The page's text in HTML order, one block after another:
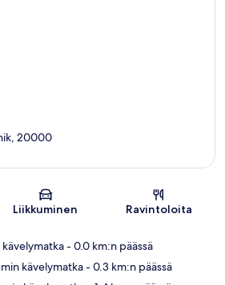
Kartta
20000
Liikkuminen Ravintoloita
kävelymatka- 0.0 km:n päässä
kävelymatka- 0.3 km:n päässä